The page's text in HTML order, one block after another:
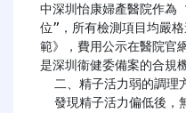
中深圳怡康婦產醫院作為
位”，所有檢測項目均嚴
範》，費用公示在醫院官
是深圳衞健委備案的合規